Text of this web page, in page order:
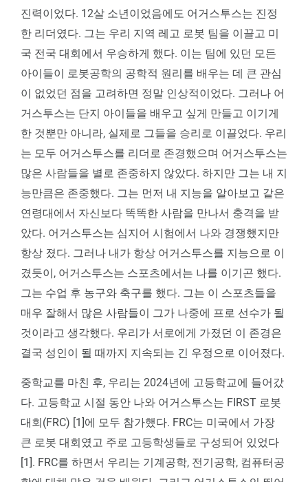
진력이었다. 12살 소년이었음에도 어거스투스는 진정
한 리더였다. 그는 우리 지역 레고 로봇 팀을 이끌고 미
국 전국 대회에서 우승하게 했다. 이는 팀에 있던 모든
아이들이 로봇공학의 공학적 원리를 배우는 데 큰 관심
이 없었던 점을 고려하면 정말 인상적이었다. 그러나 어
거스투스는 단지 아이들을 배우고 싶게 만들고 이기게
한 것뿐만 아니라, 실제로 그들을 승리로 이끌었다. 우리
는 모두 어거스투스를 리더로 존경했으며 어거스투스는
많은 사람들을 별로 존중하지 않았다. 하지만 그는 내 지
능만큼은 존중했다. 그는 먼저 내 지능을 알아보고 같은
연령대에서 자신보다 똑똑한 사람을 만나서 충격을 받
았다. 어거스투스는 심지어 시험에서 나와 경쟁했지만
항상 졌다. 그러나 내가 항상 어거스투스를 지능으로 이
겼듯이, 어거스투스는 스포츠에서는 나를 이기곤 했다.
그는 수업 후 농구와 축구를 했다. 그는 이 스포츠들을
매우 잘해서 많은 사람들이 그가 나중에 프로 선수가 될
것이라고 생각했다. 우리가 서로에게 가졌던 이 존경은
결국 성인이 될 때까지 지속되는 긴 우정으로 이어졌다.
중학교를 마친 후, 우리는 2024년에 고등학교에 들어갔
다. 고등학교 시절 동안 나와 어거스투스는 FIRST 로봇
대회(FRC) [1]에 모두 참가했다. FRC는 미국에서 가장
큰 로봇 대회였고 주로 고등학생들로 구성되어 있었다
[1]. FRC를 하면서 우리는 기계공학, 전기공학, 컴퓨터공